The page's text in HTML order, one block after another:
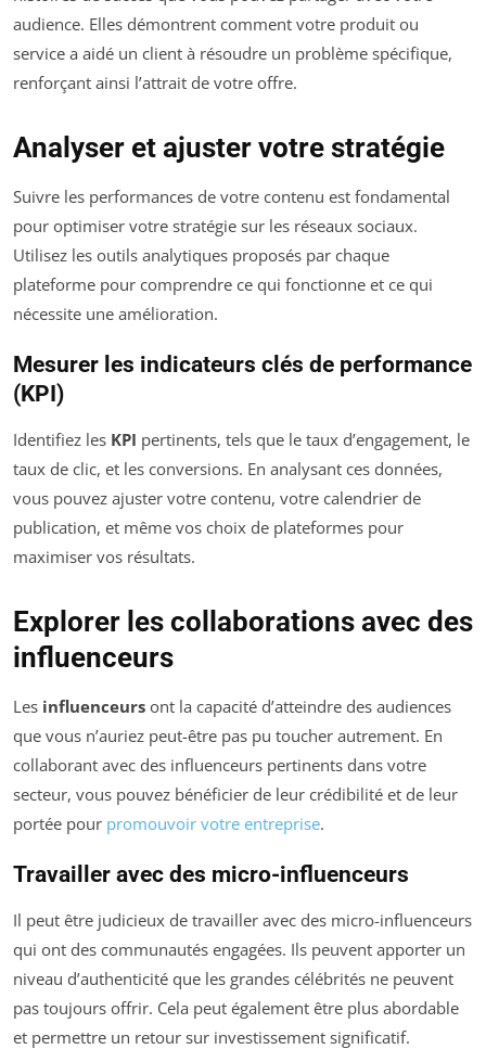
audience. Elles démontrent comment votre produit ou
service a aidé un client à résoudre un problème spécifique,
renforçant ainsi l’attrait de votre offre.
Analyser et ajuster votre stratégie
Suivre les performances de votre contenu est fondamental
pour optimiser votre stratégie sur les réseaux sociaux.
Utilisez les outils analytiques proposés par chaque
plateforme pour comprendre ce qui fonctionne et ce qui
nécessite une amélioration.
Mesurer les indicateurs clés de performance
(KPI)
Identifiez les KPI pertinents, tels que le taux d’engagement, le
taux de clic, et les conversions. En analysant ces données,
vous pouvez ajuster votre contenu, votre calendrier de
publication, et même vos choix de plateformes pour
maximiser vos résultats.
Explorer les collaborations avec des
influenceurs
Les influenceurs ont la capacité d’atteindre des audiences
que vous n’auriez peut-être pas pu toucher autrement. En
collaborant avec des influenceurs pertinents dans votre
secteur, vous pouvez bénéficier de leur crédibilité et de leur
portée pour promouvoir votre entreprise.
Travailler avec des micro-influenceurs
Il peut être judicieux de travailler avec des micro-influenceurs
qui ont des communautés engagées. Ils peuvent apporter un
niveau d’authenticité que les grandes célébrités ne peuvent
pas toujours offrir. Cela peut également être plus abordable
et permettre un retour sur investissement significatif.